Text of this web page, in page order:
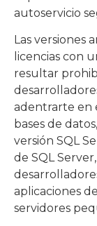
autoservicio
Las versiones
licencias con
resultar
adentrarte en
bases de
versión SQL
de SQL
aplicaciones
servidores